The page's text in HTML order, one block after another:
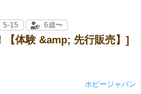
【体験 &amp; 先行販売】]
5-15 6歳〜
ホビージャパン